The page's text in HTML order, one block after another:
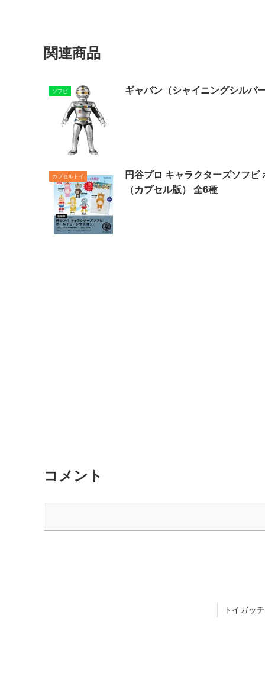
関連商品
ソフビ ギャバン（シャイニングシルバ
カプセルトイ
円谷プロ キャラクターズソフビ
（カプセル版） 全6種
コメント
トイガッ